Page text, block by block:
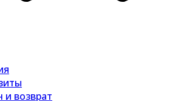
возврат